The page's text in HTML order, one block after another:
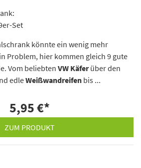
Set
könnte ein wenig mehr
Problem, hier kommen gleich 9 gute
Vom beliebten VW Käferüber den
edleWeißwandreifen bis ...
5,95 €*
ZUM PRODUKT